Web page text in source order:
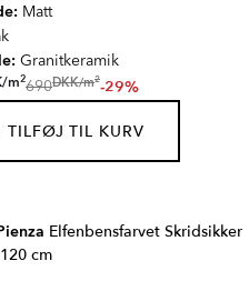
Matt
Granitkeramik
/m2690DKK/m2-29%
TILFØJ TIL KURV
Elfenbensfarvet Skridsikker
cm